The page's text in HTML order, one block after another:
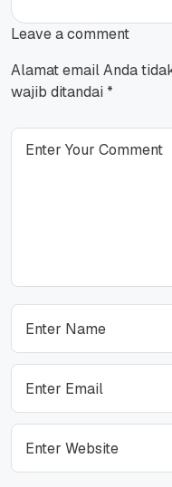
Leave a comment
Alamat email Anda
wajib ditandai *